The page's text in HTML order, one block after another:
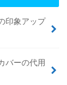
印象アップ
バーの代用